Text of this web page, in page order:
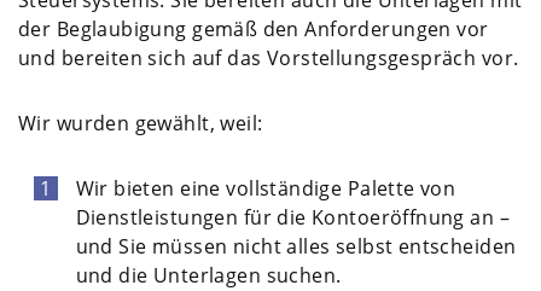
der Beglaubigung gemäß den Anforderungen vor
und bereiten sich auf das Vorstellungsgespräch vor.
Wir wurden gewählt, weil:
Wir bieten eine vollständige Palette von
Dienstleistungen für die Kontoeröffnung an –
und Sie müssen nicht alles selbst entscheiden
und die Unterlagen suchen.